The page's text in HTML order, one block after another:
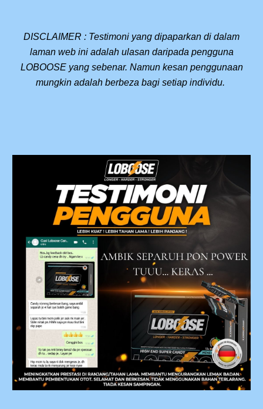
DISCLAIMER : Testimoni yang dipaparkan di dalam
laman web ini adalah ulasan daripada pengguna
LOBOOSE yang sebenar. Namun kesan penggunaan
mungkin adalah berbeza bagi setiap individu.